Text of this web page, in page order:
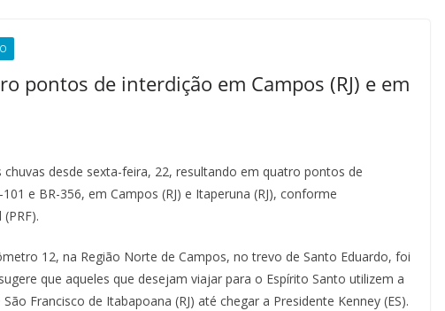
pontos de interdição em Campos (RJ) e em
desde sexta-feira, 22, resultando em quatro pontos de
e BR-356, em Campos (RJ) e Itaperuna (RJ), conforme
12, na Região Norte de Campos, no trevo de Santo Eduardo, foi
que aqueles que desejam viajar para o Espírito Santo utilizem a
Francisco de Itabapoana (RJ) até chegar a Presidente Kenney (ES).